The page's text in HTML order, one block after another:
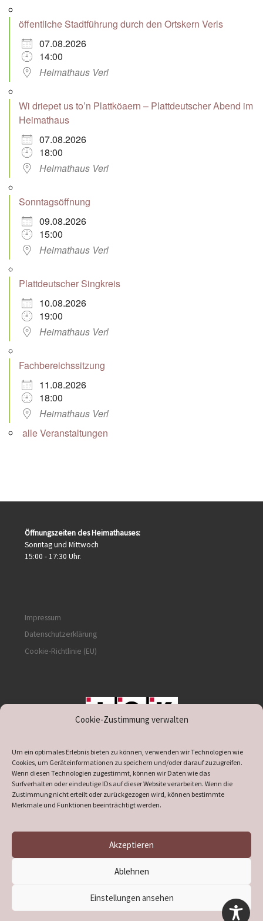
Cookie-Zustimmung verwalten
Um ein optimales Erlebnis bieten zu können, verwenden wir Technologien wie
Cookies, um Geräteinformationen zu speichern und/oder darauf zuzugreifen.
Wenn diesen Technologien zugestimmt, können wir Daten wie das
Surfverhalten oder eindeutige IDs auf dieser Website verarbeiten. Wenn die
Zustimmung nicht erteilt oder zurückgezogen wird, können bestimmte
Merkmale und Funktionen beeinträchtigt werden.
Akzeptieren
Ablehnen
Einstellungen ansehen
öffentliche Stadtführung durch den Ortskern Verls
07.08.2026
14:00
Heimathaus Verl
Wi driepet us to’n Plattköaern – Plattdeutscher Abend im
Heimathaus
07.08.2026
18:00
Heimathaus Verl
Sonntagsöffnung
09.08.2026
15:00
Heimathaus Verl
Plattdeutscher Singkreis
10.08.2026
19:00
Heimathaus Verl
Fachbereichssitzung
11.08.2026
18:00
Heimathaus Verl
alle Veranstaltungen
Öffnungszeiten des Heimathauses:
Sonntag und Mittwoch
15:00 - 17:30 Uhr.
Impressum
Datenschutzerklärung
Cookie-Richtlinie (EU)
supported by DÖ
Heimatverein Verl– Alle Rechte vorbehalten